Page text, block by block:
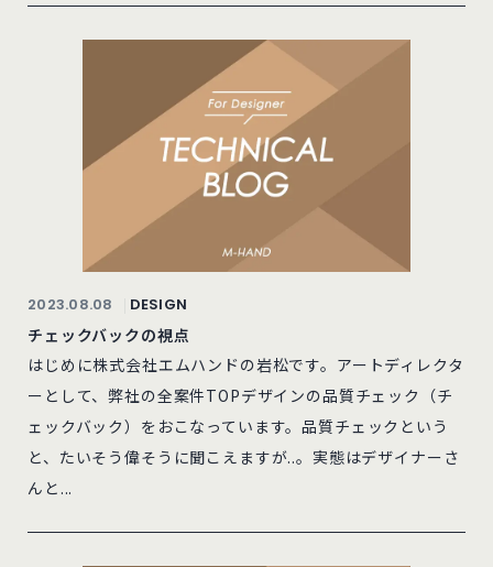
2023.08.08 DESIGN
チェックバックの視点
はじめに株式会社エムハンドの岩松です。アートディレクタ
ーとして、弊社の全案件TOPデザインの品質チェック（チ
ェックバック）をおこなっています。品質チェックという
と、たいそう偉そうに聞こえますが..。実態はデザイナーさ
んと...